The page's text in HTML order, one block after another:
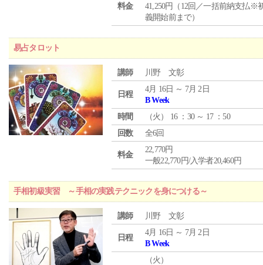
料金
41,250円（12回／一括前納支払※
義開始前まで）
易占タロット
講師 川野 文彰
日程
4月 16日 ～ 7月 2日
B Week
時間
（火 ） 16 ：30 ～ 17 ：50
回数
全6回
料金
22,770円
一般22,770円/入学者20,460円
手相初級実習 ～手相の実践テクニックを身につける～
講師 川野 文彰
日程
4月 16日 ～ 7月 2日
B Week
（火 ）